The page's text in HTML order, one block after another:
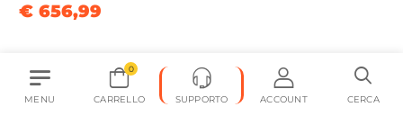
€ 656,99
MENU
0
CARRELLO SUPPORTO ACCOUNT CERCA